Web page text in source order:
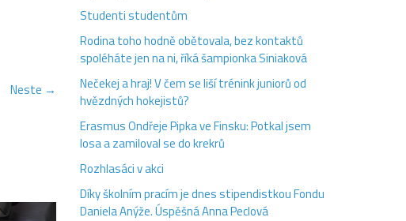
Neste →
Studenti studentům
Rodina toho hodně obětovala, bez kontaktů
spoléháte jen na ni, říká šampionka Siniaková
Nečekej a hraj! V čem se liší trénink juniorů od
hvězdných hokejistů?
Erasmus Ondřeje Pipka ve Finsku: Potkal jsem
losa a zamiloval se do krekrů
Rozhlasáci v akci
Díky školním pracím je dnes stipendistkou Fondu
Daniela Anýže. Úspěšná Anna Peclová